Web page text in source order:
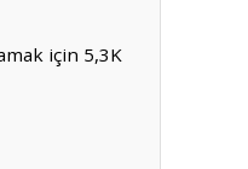
için 5,3K